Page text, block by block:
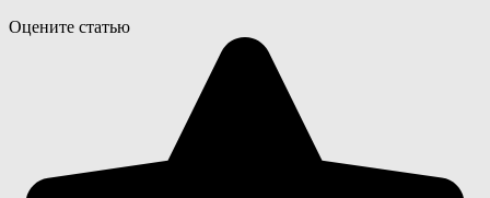
Оцените статью